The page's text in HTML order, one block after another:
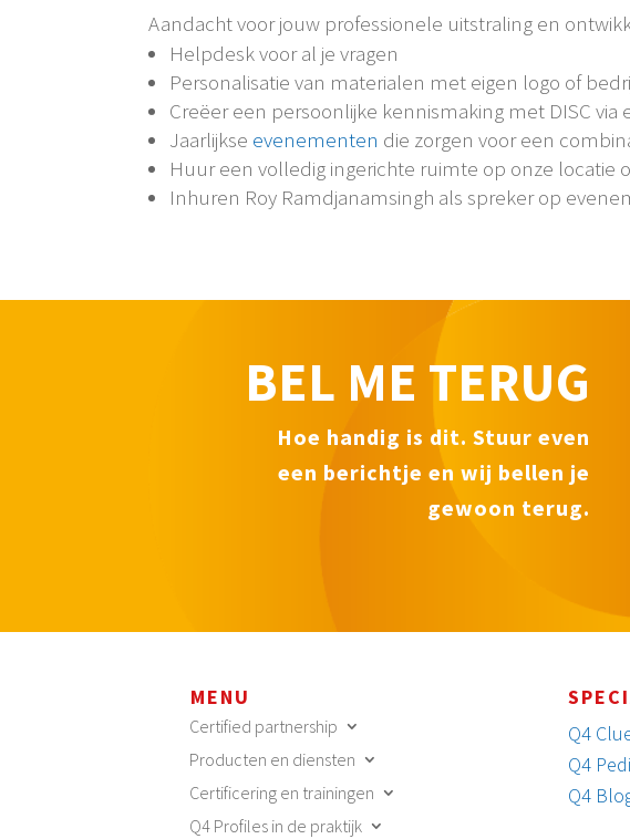
Aandacht voor jouw professionele uitstraling en
Helpdesk voor al je vragen
Personalisatie van materialen met eigen logo of
Creëer een persoonlijke kennismaking met DISC
Jaarlijkse evenementen die zorgen voor een
Huur een volledig ingerichte ruimte op onze locatie
Inhuren Roy Ramdjanamsingh als spreker op
BEL ME TERUG
Hoe handig is dit. Stuur even
een berichtje en wij bellen je
gewoon terug.
MENU
Certified partnership
Producten en diensten
Certificering en trainingen
Q4 Profiles in de praktijk
Q4
Q4
Q4